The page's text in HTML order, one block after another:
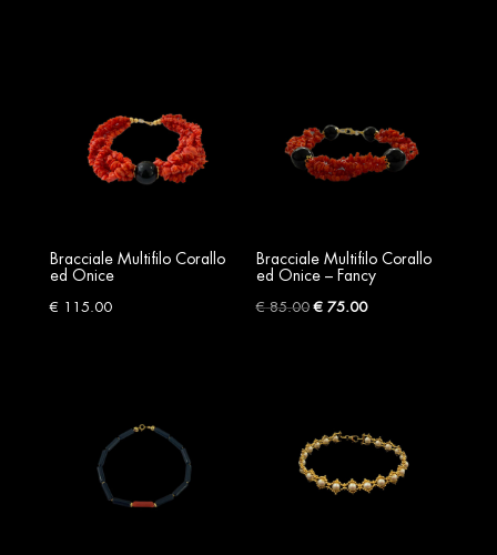
Bracciale Multifilo Corallo
ed Onice
€ 115.00
Bracciale Multifilo Corallo
ed Onice – Fancy
€85.00Original
€ 75.00Current